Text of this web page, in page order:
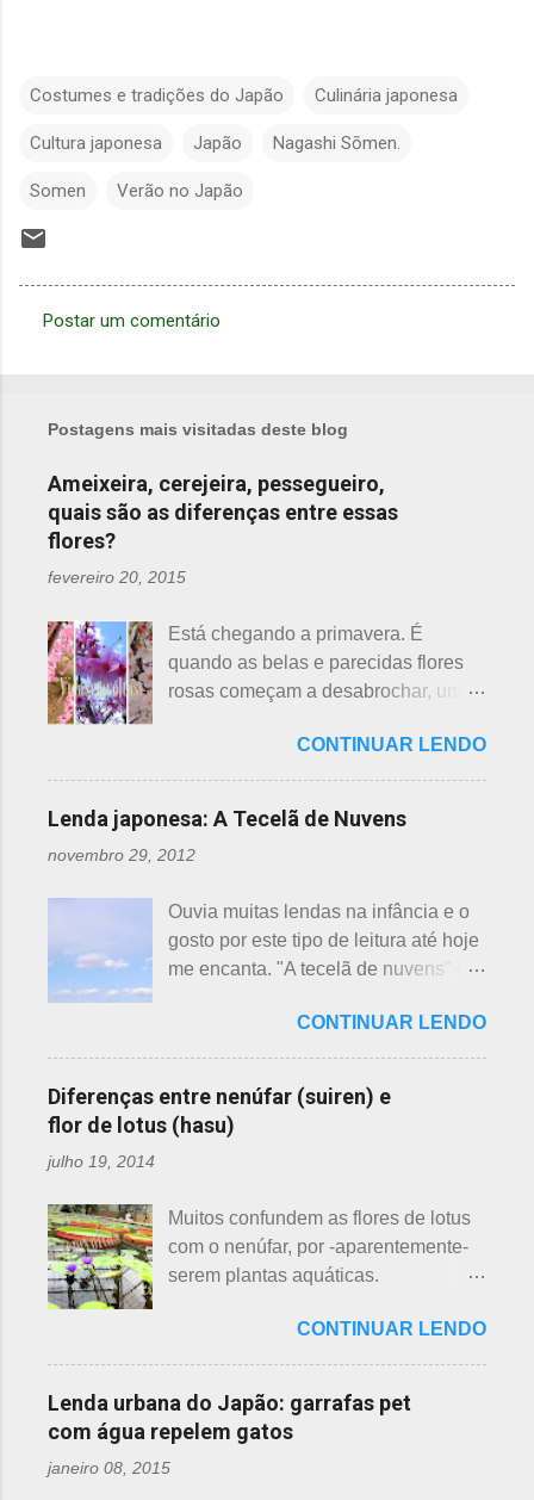
Costumes e tradições do Japão Culinária japonesa
Cultura japonesa Japão Nagashi Sōmen.
Somen Verão no Japão
n
t
á
r
o
s
Postar um comentário
Postagens mais visitadas deste blog
Ameixeira, cerejeira, pessegueiro,
quais são as diferenças entre essas
flores?
fevereiro 20, 2015
Está chegando a primavera. É
quando as belas e parecidas flores
rosas começam a desabrochar, uma
fevereiro, a segunda em março e, no
final de março até abril, as cerejeiras.
Lembrando que o clima pode
ou atrasando a florescência. Também
identificação ou com o nome das
flores, pelas cores e algumas
semelhanças. Saiba como identificar
parecidas: - Ameixeira - Ume 梅 A
primeira a florescer é a ameixeira.
Particularmente, dessas 3 flores,
gosto mais da ameixeira. O período
Ameixeiras não tem caule e as flores
brotam diretamente dos ramos. Cada
junta no botão tem apenas uma flor e
é relativamente espaçoso. As pétalas
são arredondadas. - Pessegueiro -
árvores do pessegueiro são mais
baixas, geralmente apresen...
CONTINUAR LENDO
Lenda japonesa: A Tecelã de Nuvens
novembro 29, 2012
Ouvia muitas lendas na infância e o
gosto por este tipo de leitura até hoje
me encanta. "A tecelã de nuvens" é
japonesas e - embora muitos
conheçam - compartilho aos que
ainda não tiveram essa
oportunidade. A tecelã de nuvens Há
muito tempo atrás, na terra do sol
suas terras para o plantio. Sozinho
no mundo e muito triste, pois a mãe,
que era tecelã, havia falecido
para ajudá-lo nessa tarefa. Eis que
estava ele semeando e, de repente,
viu uma cobra rastejando no chão.
Sei percebeu que a cobra deslizou
CONTINUAR LENDO
Diferenças entre nenúfar (suiren) e
flor de lotus (hasu)
julho 19, 2014
Muitos confundem as flores de lotus
com o nenúfar, por -aparentemente-
serem plantas aquáticas.
na água, no entanto, existem
diferenças. Nenúfar brota na água e
flor de lotus no chão lodoso que,
popularmente, dizemos brejo. Vou
explicar de maneira bem objetiva,
qual a diferença entre o nenúfar -
CONTINUAR LENDO
Lenda urbana do Japão: garrafas pet
com água repelem gatos
janeiro 08, 2015